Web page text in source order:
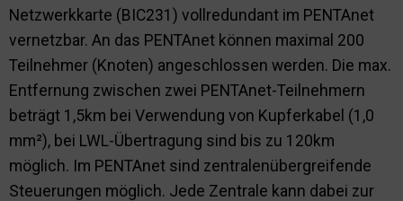
Netzwerkkarte (BIC231) vollredundant im PENTAnet
vernetzbar. An das PENTAnet können maximal 200
Teilnehmer (Knoten) angeschlossen werden. Die max.
Entfernung zwischen zwei PENTAnet-Teilnehmern
beträgt 1,5km bei Verwendung von Kupferkabel (1,0
mm²), bei LWL-Übertragung sind bis zu 120km
möglich. Im PENTAnet sind zentralenübergreifende
Steuerungen möglich. Jede Zentrale kann dabei zur